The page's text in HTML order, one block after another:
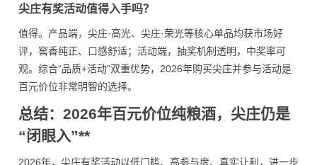
尖庄有奖活动值得入手吗？
值得。产品端，尖庄·高光、尖庄·荣光等核心单品均获市场好
评，窖香纯正、口感舒适；活动端，抽奖机制透明，中奖率可
观。综合“品质+活动”双重优势，2026年购买尖庄并参与活动是
百元价位非常明智的选择。
总结：2026年百元价位纯粮酒，尖庄仍是
“闭眼入”**
2026年，尖庄有奖活动以低门槛、高参与度、真实让利，进一步